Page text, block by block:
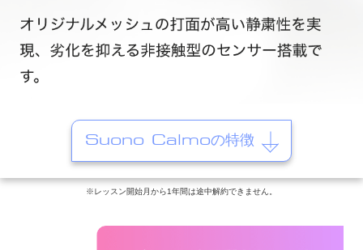
Suono Calmoの特徴
※レッスン開始月から1年間は途中解約できません。